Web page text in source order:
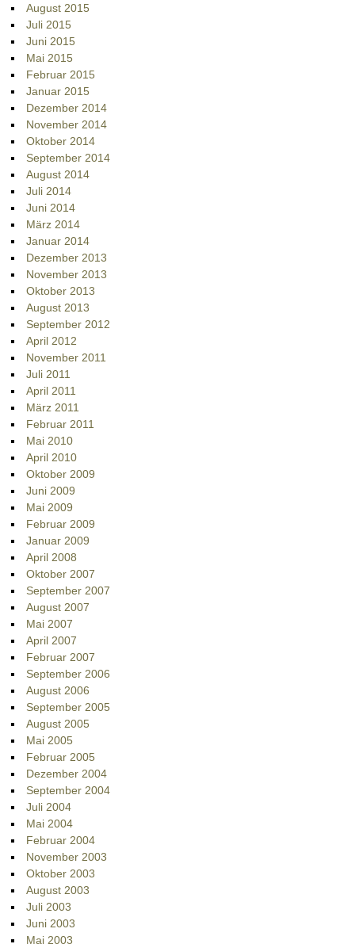
August 2015
Juli 2015
Juni 2015
Mai 2015
Februar 2015
Januar 2015
Dezember 2014
November 2014
Oktober 2014
September 2014
August 2014
Juli 2014
Juni 2014
März 2014
Januar 2014
Dezember 2013
November 2013
Oktober 2013
August 2013
September 2012
April 2012
November 2011
Juli 2011
April 2011
März 2011
Februar 2011
Mai 2010
April 2010
Oktober 2009
Juni 2009
Mai 2009
Februar 2009
Januar 2009
April 2008
Oktober 2007
September 2007
August 2007
Mai 2007
April 2007
Februar 2007
September 2006
August 2006
September 2005
August 2005
Mai 2005
Februar 2005
Dezember 2004
September 2004
Juli 2004
Mai 2004
Februar 2004
November 2003
Oktober 2003
August 2003
Juli 2003
Juni 2003
Mai 2003